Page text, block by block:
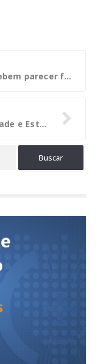
Contas de Araguaiana recebem parecer favorável à aprovação com recomendações
CGU debate relação entre sociedade e Estado na era das novas mídias, redes e tecnologias